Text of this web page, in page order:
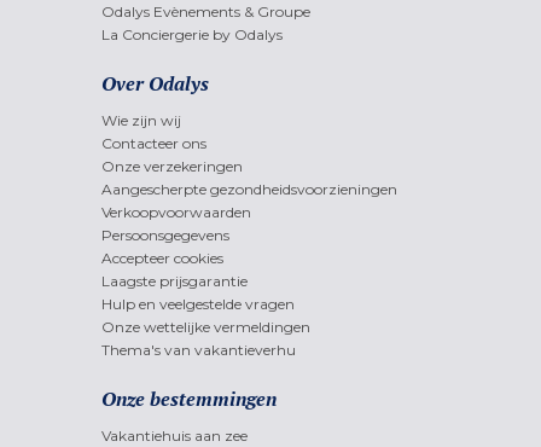
Odalys Evènements & Groupe
La Conciergerie by Odalys
Over Odalys
Wie zijn wij
Contacteer ons
Onze verzekeringen
Aangescherpte gezondheidsvoorzieningen
Verkoopvoorwaarden
Persoonsgegevens
Accepteer cookies
Laagste prijsgarantie
Hulp en veelgestelde vragen
Onze wettelijke vermeldingen
Thema's van vakantieverhu
Onze bestemmingen
Vakantiehuis aan zee